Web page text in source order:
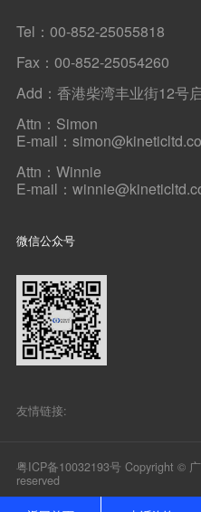
Tel：00-852-25055818
Fax：00-852-25054260
Add：香港柴湾丰业街12号
Attn：Simon
E-mail：
Attn：Winnie
E-mail：
微信公众号
友情链接:
粤ICP备10032193号 Copyright ©
reserved
网站建设：